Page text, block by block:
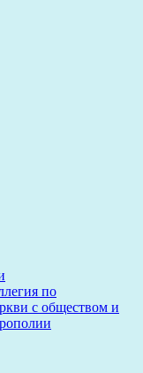
по
с обществом и